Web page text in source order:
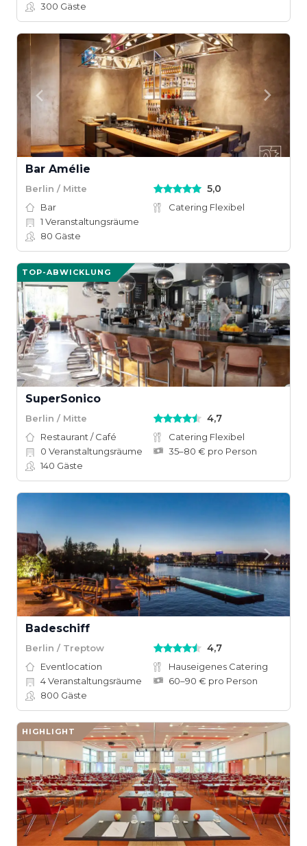
300 Gäste
Bar Amélie
Berlin / Mitte 5,0
Bar
Catering Flexibel
1 Veranstaltungsräume
80 Gäste
TOP-ABWICKLUNG
SuperSonico
Berlin / Mitte 4,7
Restaurant / Café
Catering Flexibel
0 Veranstaltungsräume
35–80 € pro Person
140 Gäste
Badeschiff
Berlin / Treptow 4,7
Eventlocation
Hauseigenes Catering
4Veranstaltungsräume
60–90 € pro Person
800 Gäste
HIGHLIGHT